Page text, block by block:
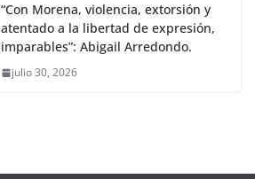
“Con Morena, violencia, extorsión y
atentado a la libertad de expresión,
imparables”: Abigail Arredondo.
julio 30, 2026